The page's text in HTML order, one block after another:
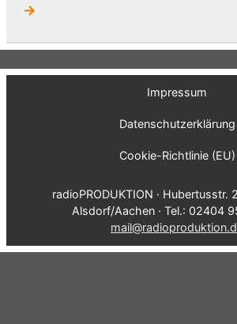
→
Impressum
Datenschutzerklärung
Cookie-Richtlinie (EU)
radioPRODUKTION · Hubertusstr.
Alsdorf/Aachen · Tel.: 02404